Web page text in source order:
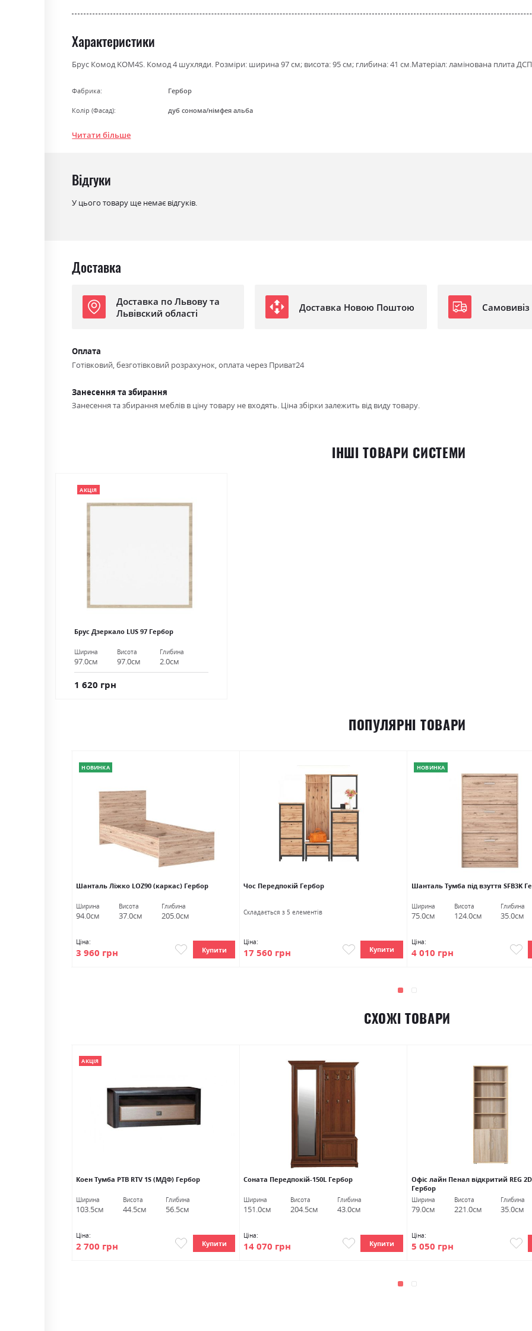
of
the
images
Характеристики
Брус Комод KOM4S. Комод 4 шухляди. Розміри: ширина 97 см; висота: 95 см; глибина: 41 см.Матеріал: ламінована плита
Фабрика: Гербор
Колір (Фасад): дуб сонома/німфея альба
Колір (Корпус):
Матеріал
Читати більше
Відгуки
У цього товару ще немає відгуків.
Доставка
Доставка по Львову та
Львівский області
Доставка Новою Поштою Самовивіз
Оплата
Готівковий, безготівковий розрахунок, оплата через Приват24
Занесення та збирання
Занесення та збирання меблів в ціну товару не входять. Ціна збірки залежить від виду товару.
ІНШІ ТОВАРИ СИСТЕМИ
АКЦІЯ
Брус Дзеркало LUS 97 Гербор
Ширина
97.0см
Висота
97.0см
Глибина
2.0см
1 620 грн
ПОПУЛЯРНІ ТОВАРИ
НОВИНКА
Шанталь Ліжко LOZ90 (каркас) Гербор
Ширина
94.0см
Висота
37.0см
Глибина
205.0см
Ціна:
3 960 грн Купити
Чос Передпокій Гербор
Cкладається з 5 елементів
Ціна:
17 560 грн Купити
НОВИНКА
Шанталь Тумба під взуття SFB3K
Ширина
75.0см
Висота
124.0см
Глибина
35.0см
Ціна:
4 010 грн
СХОЖІ ТОВАРИ
АКЦІЯ
Коен Тумба РТВ RTV 1S (МДФ) Гербор
Ширина
103.5см
Висота
44.5см
Глибина
56.5см
Ціна:
2 700 грн Купити
Соната Передпокій-150L Гербор
Ширина
151.0см
Висота
204.5см
Глибина
43.0см
Ціна:
14 070 грн Купити
Офіс лайн Пенал відкритий REG
Гербор
Ширина
79.0см
Висота
221.0см
Глибина
35.0см
Ціна:
5 050 грн